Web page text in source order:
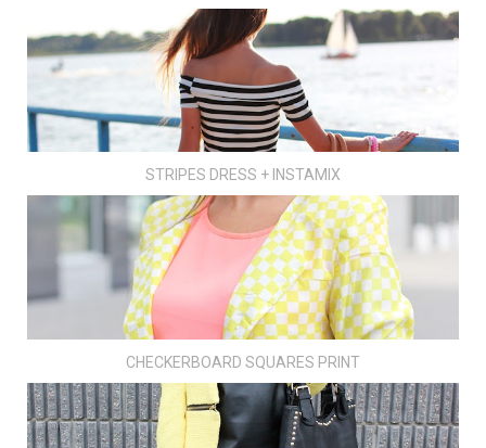
STRIPES DRESS + INSTAMIX
CHECKERBOARD SQUARES PRINT